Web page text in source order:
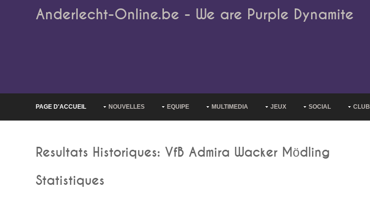
Anderlecht-Online.be - We are Purple Dynamite
PAGE D'ACCUEIL NOUVELLES EQUIPE MULTIMEDIA JEUX SOCIAL CLUB
Resultats Historiques: VfB Admira Wacker Mödling
Statistiques